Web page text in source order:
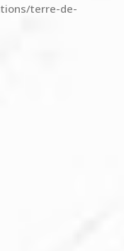
terre-de-